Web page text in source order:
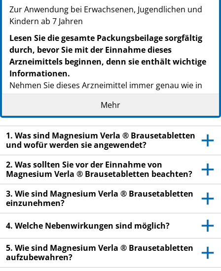
Zur Anwendung bei Erwachsenen, Jugendlichen und
Kindern ab 7 Jahren
Lesen Sie die gesamte Packungsbeilage sorgfältig
durch, bevor Sie mit der Einnahme dieses
Arzneimittels beginnen, denn sie enthält wichtige
Informationen.
Nehmen Sie dieses Arzneimittel immer genau wie in
dieser Packungsbeilage beschrieben bzw. genau nach
Anweisung Ihres Arztes oder Apothekers ein.
Heben Sie die Packungsbeilage auf. Vielleicht
möchten Sie diese später nochmals lesen.
Fragen Sie Ihren Arzt oder Apotheker, wenn Sie
weitere Informationen oder einen Rat benötigen.
Wenn Sie Nebenwirkungen bemerken, wenden Sie
sich an Ihren Arzt oder Apotheker. Dies gilt auch
für Nebenwirkungen, die nicht in dieser
Packungsbeilage angegeben sind. Siehe Abschnitt
4.
Wenn Sie sich nach 4-6 Wochen nicht besser oder
gar schlechter fühlen, wenden Sie sich an Ihren
Mehr
1. Was sind Magnesium Verla ® Brausetabletten
und wofür werden sie angewendet?
2. Was sollten Sie vor der Einnahme von
Magnesium Verla ® Brausetabletten beachten?
3. Wie sind Magnesium Verla ® Brausetabletten
einzunehmen?
4. Welche Nebenwirkungen sind möglich?
5. Wie sind Magnesium Verla ® Brausetabletten
aufzubewahren?